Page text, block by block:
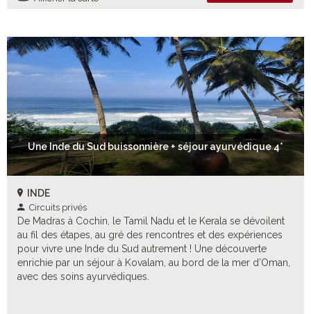
Une Inde du Sud buissonnière + séjour ayurvédique 4*
INDE
Circuits privés
De Madras à Cochin, le Tamil Nadu et le Kerala se dévoilent
au fil des étapes, au gré des rencontres et des expériences
pour vivre une Inde du Sud autrement ! Une découverte
enrichie par un séjour à Kovalam, au bord de la mer d’Oman,
avec des soins ayurvédiques.